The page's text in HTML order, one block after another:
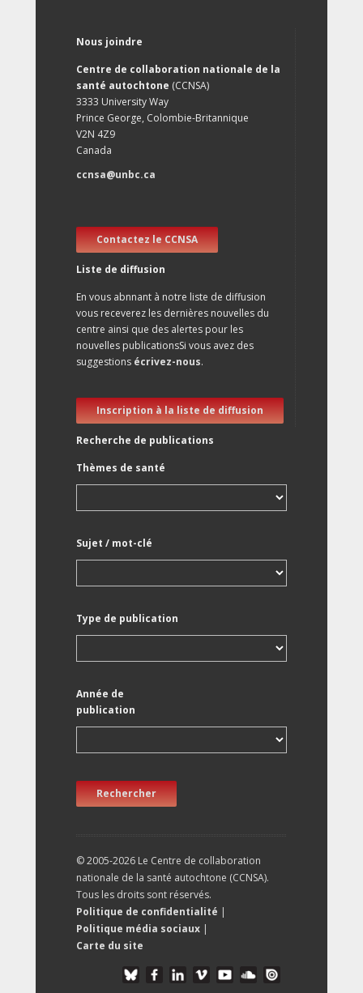
Nous joindre
Centre de collaboration nationale de la
santé autochtone (CCNSA)
3333 University Way
Prince George, Colombie-Britannique
V2N 4Z9
Canada
ccnsa@unbc.ca
Contactez le CCNSA
Liste de diffusion
En vous abnnant à notre liste de diffusion
vous receverez les dernières nouvelles du
centre ainsi que des alertes pour les
nouvelles publicationsSi vous avez des
suggestions écrivez-nous.
Inscription à la liste de diffusion
Recherche de publications
Thèmes de santé
Sujet / mot-clé
Type de publication
Année de
publication
Rechercher
© 2005-2026 Le Centre de collaboration
nationale de la santé autochtone (CCNSA).
Tous les droits sont réservés.
Politique de confidentialité |
Politique média sociaux |
Carte du site